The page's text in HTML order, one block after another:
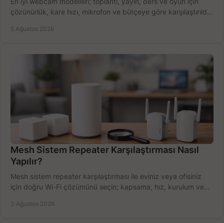
çözünürlük, kare hızı, mikrofon ve bütçeye göre karşılaştırıldı.
5 Ağustos 2026
Mesh Sistem Repeater Karşılaştırması Nasıl
Yapılır?
Mesh sistem repeater karşılaştırması ile eviniz veya ofisiniz
için doğru Wi-Fi çözümünü seçin; kapsama, hız, kurulum ve
3 Ağustos 2026